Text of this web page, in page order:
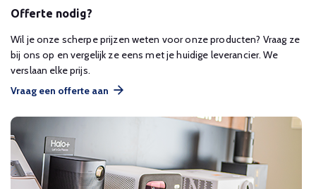
Offerte nodig?
Wil je onze scherpe prijzen weten voor onze producten? Vraag ze
bij ons op en vergelijk ze eens met je huidige leverancier. We
verslaan elke prijs.
Vraag een offerte aan